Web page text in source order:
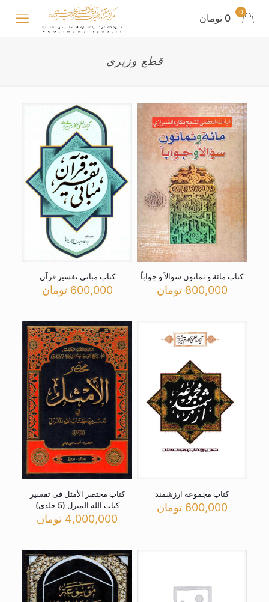
0 0 تومان
قطع وزیری
کتاب مائة و ثمانون سوالاً و جواباً
800,000 تومان
کتاب مبانی تفسیر قرآن
600,000 تومان
کتاب مجموعه ارزشمند
600,000 تومان
کتاب مختصر الأمثل فی تفسیر
کتاب الله المنزل (5 جلدی)
4,000,000 تومان